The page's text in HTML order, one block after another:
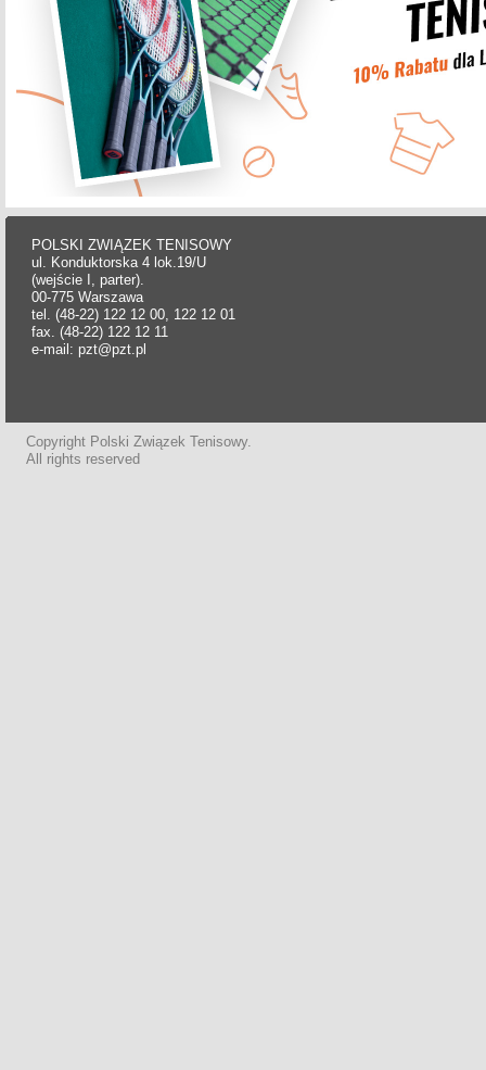
POLSKI ZWIĄZEK TENISOWY
ul. Konduktorska 4 lok.19/U
(wejście I, parter).
00-775 Warszawa
tel. (48-22) 122 12 00, 122 12 01
fax. (48-22) 122 12 11
e-mail: pzt@pzt.pl
Copyright Polski Związek Tenisowy.
All rights reserved